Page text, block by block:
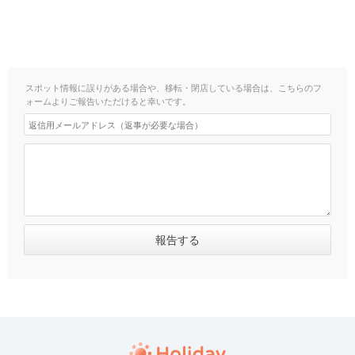
スポット情報に誤りがある場合や、移転・閉店している場合は、こちらのフ
ォームよりご報告いただけると幸いです。